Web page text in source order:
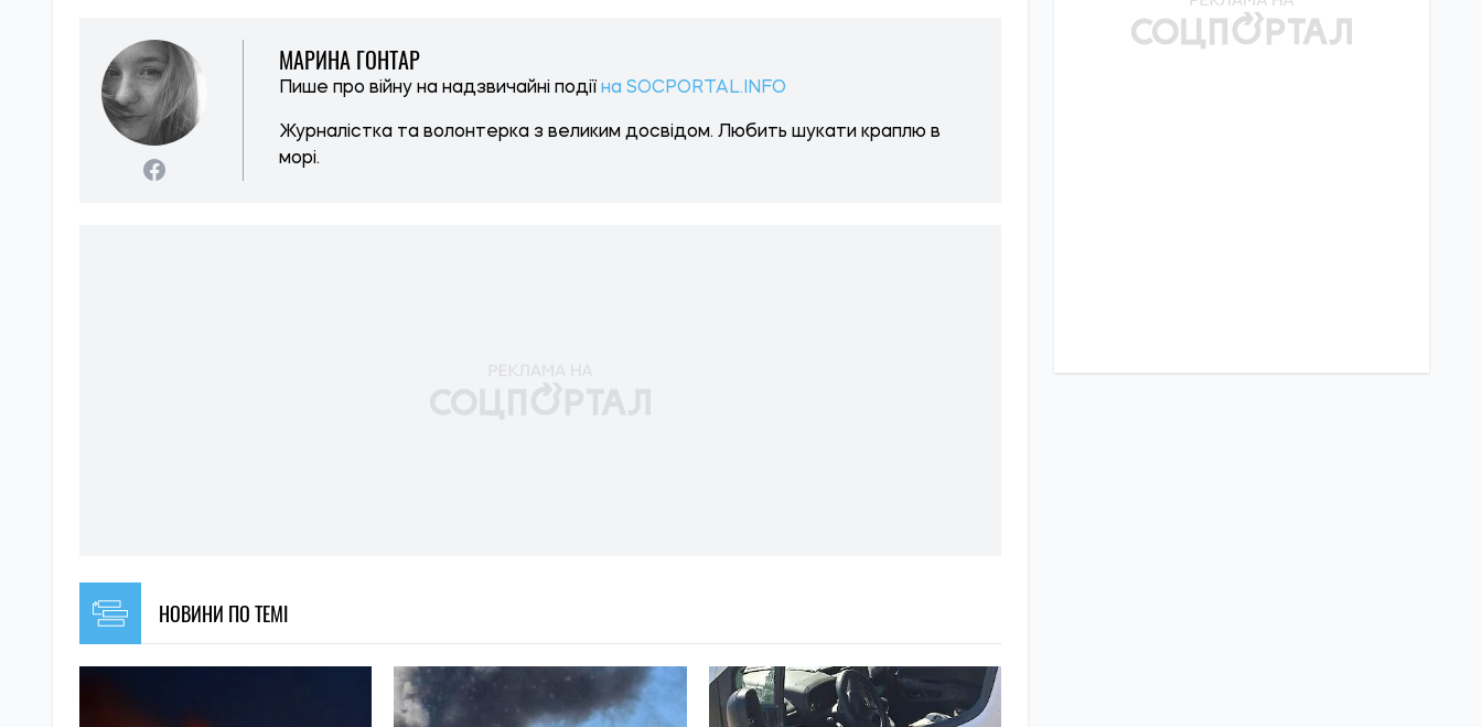
МАРИНА ГОНТАР
Пише про війну на надзвичайні події на SOCPORTAL.INFO
Журналістка та волонтерка з великим досвідом. Любить шукати краплю в
морі.
НОВИНИ ПО ТЕМІ